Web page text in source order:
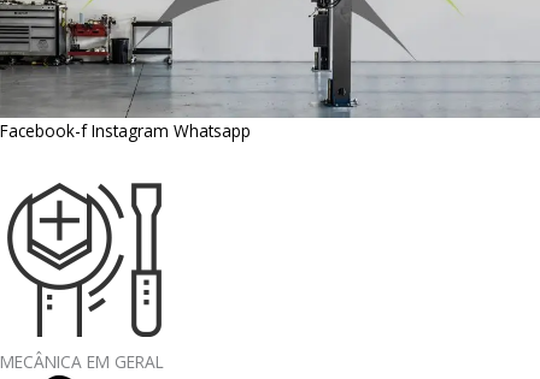
Facebook-fInstagram Whatsapp
MECÂNICA EM GERAL